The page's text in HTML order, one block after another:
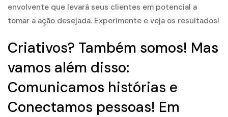
envolvente que levará seus clientes em potencial a
tomar a ação desejada. Experimente e veja os resultados!
Criativos? Também somos! Mas
vamos além disso:
Comunicamos histórias e
Conectamos pessoas! Em